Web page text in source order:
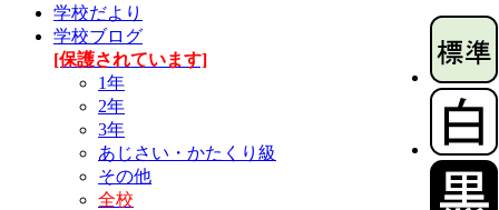
学校だより
学校ブログ
[保護されています]
1年
2年
3年
あじさい・かたくり級
その他
全校